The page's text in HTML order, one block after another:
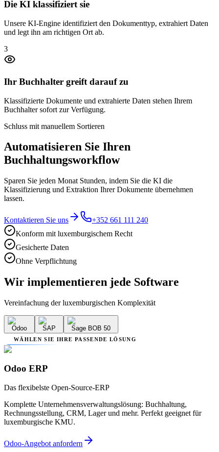
Die KI klassifiziert sie
Unsere KI-Engine identifiziert den Dokumenttyp, extrahiert Daten
und legt ihn am richtigen Ort ab.
3
Ihr Buchhalter greift darauf zu
Klassifizierte Dokumente und extrahierte Daten stehen Ihrem
Buchhalter sofort zur Verfügung.
Schluss mit manuellem Sortieren
Automatisieren Sie Ihren
Buchhaltungsworkflow
Sparen Sie jeden Monat Stunden, indem Sie die KI die
Klassifizierung und Extraktion Ihrer Dokumente übernehmen
lassen.
Kontaktieren Sie uns
+352 661 111 240
Konform mit luxemburgischem Recht
Gesicherte Daten
Ohne Verpflichtung
Wir implementieren jede Software
Vereinfachung der luxemburgischen Komplexität
Odoo SAP Sage BOB 50
WÄHLEN SIE IHRE PASSENDE LÖSUNG
Odoo ERP
Das flexibelste Open-Source-ERP
Komplette Unternehmensverwaltungslösung: Buchhaltung,
Rechnungsstellung, CRM, Lager und mehr. Perfekt geeignet für
luxemburgische KMU.
Odoo-Angebot anfordern